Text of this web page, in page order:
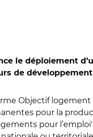
le déploiement
de
Objectif
pour la
pour